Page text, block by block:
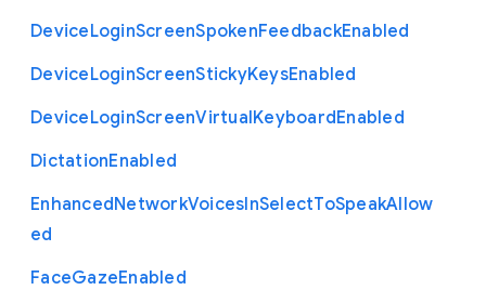
DeviceLoginScreenSpokenFeedbackEnabled
DeviceLoginScreenStickyKeysEnabled
DeviceLoginScreenVirtualKeyboardEnabled
DictationEnabled
EnhancedNetworkVoicesInSelectToSpeakAllow
ed
FaceGazeEnabled